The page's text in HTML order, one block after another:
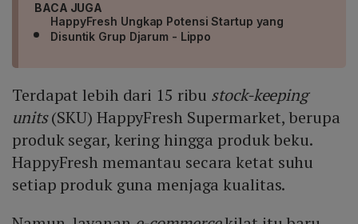
BACA JUGA
HappyFresh Ungkap Potensi Startup yang
Disuntik Grup Djarum - Lippo
Terdapat lebih dari 15 ribu stock-keeping
units(SKU) HappyFresh Supermarket, berupa
produk segar, kering hingga produk beku.
HappyFresh memantau secara ketat suhu
setiap produk guna menjaga kualitas.